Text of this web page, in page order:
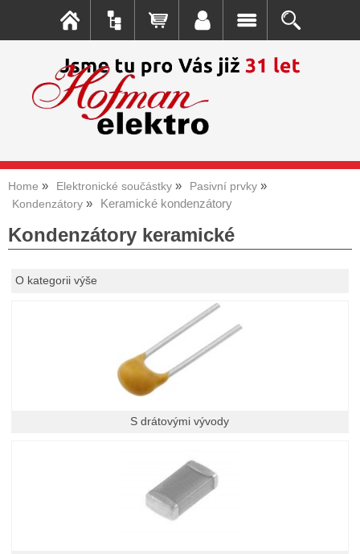
Home Elektronické součástky
Pasivní prvky
Kondenzátory
Keramické kondenzátory
Kondenzátory keramické
O kategorii výše
S drátovými vývody